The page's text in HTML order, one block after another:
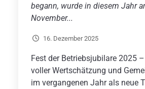
begann, wurde in diesem Jahr
November...
16. Dezember 2025
Fest der Betriebsjubilare 2025
voller Wertschätzung und
im vergangenen Jahr als neue